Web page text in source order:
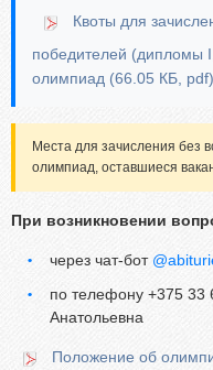
Квоты для
победителей (дипломы
олимпиад (66.05 КБ, pdf)
Места для зачисления без
олимпиад, оставшиеся
При возникновении
через чат-бот
по телефону +375 33
Анатольевна
Положение об